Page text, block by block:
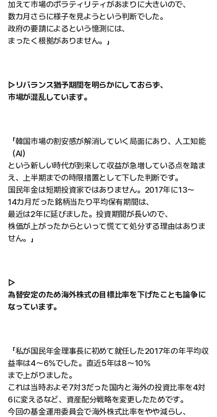
加えて市場のボラティリティがあまりに大きいので、
数カ月さらに様子を見ようという判断でした。
政府の要請によるという憶測には、
まったく根拠がありません。」
▷リバランス猶予期間を明らかにしておらず、
市場が混乱しています。
「韓国市場の割安感が解消していく局面にあり、人工知能
（AI）
という新しい時代が到来して収益が急増している点を踏ま
え、上半期までの時限措置として下した判断です。
国民年金は短期投資家ではありません。2017年に13〜
14カ月だった銘柄当たり平均保有期間は、
最近は2年に延びました。投資期間が長いので、
株価が上がったからといって慌てて処分する理由はありま
せん。」
▷
為替安定のため海外株式の目標比率を下げたことも論争に
なっています。
「私が国民年金理事長に初めて就任した2017年の年平均収
益率は4〜6%でした。直近5年は8〜10%
まで上がりました。
これは当時およそ7対3だった国内と海外の投資比率を4対
6に変えるなど、資産配分戦略を変更したためです。
今回の基金運用委員会で海外株式比率をやや減らし、